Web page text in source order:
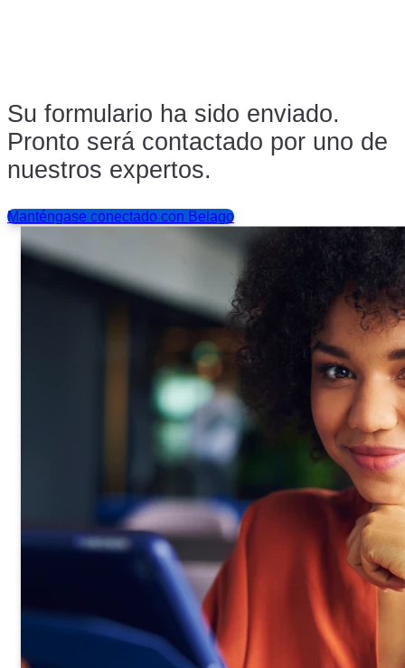
Su formulario ha sido enviado.
Pronto será contactado por uno de
nuestros expertos.
Manténgase conectado con Belago